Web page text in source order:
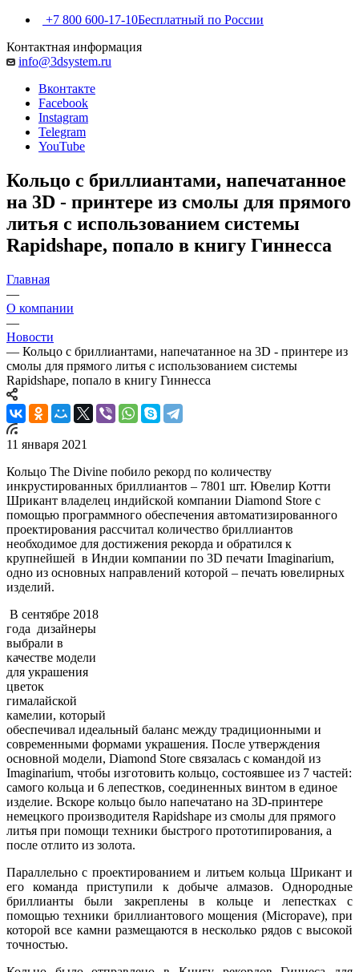
+7 800 600-17-10Бесплатный по России
Контактная информация
info@3dsystem.ru
Вконтакте
Facebook
Instagram
Telegram
YouTube
Кольцо с бриллиантами, напечатанное
на 3D - принтере из смолы для прямого
литья с использованием системы
Rapidshape, попало в книгу Гиннесса
Главная
—
О компании
—
Новости
— Кольцо с бриллиантами, напечатанное на 3D - принтере из
смолы для прямого литья с использованием системы
Rapidshape, попало в книгу Гиннесса
11 января 2021
Кольцо The Divine побило рекорд по количеству
инкрустированных бриллиантов – 7801 шт. Ювелир Котти
Шрикант владелец индийской компании Diamond Store с
помощью программного обеспечения автоматизированного
проектирования рассчитал количество бриллиантов
необходимое для достижения рекорда и обратился к
крупнейшей в Индии компании по 3D печати Imaginarium,
одно из основных направлений которой – печать ювелирных
изделий.
В сентябре 2018
года дизайнеры
выбрали в
качестве модели
для украшения
цветок
гималайской
камелии, который
обеспечивал идеальный баланс между традиционными и
современными формами украшения. После утверждения
основной модели, Diamond Store связалась с командой из
Imaginarium, чтобы изготовить кольцо, состоявшее из 7 частей:
самого кольца и 6 лепестков, соединенных винтом в единое
изделие. Вскоре кольцо было напечатано на 3D-принтере
немецкого производителя Rapidshape из смолы для прямого
литья при помощи техники быстрого прототипирования, а
после отлито из золота.
Параллельно с проектированием и литьем кольца Шрикант и
его команда приступили к добыче алмазов. Однородные
бриллианты были закреплены в кольце и лепестках с
помощью техники бриллиантового мощения (Micropave), при
которой все камни размещаются в несколько рядов с высокой
точностью.